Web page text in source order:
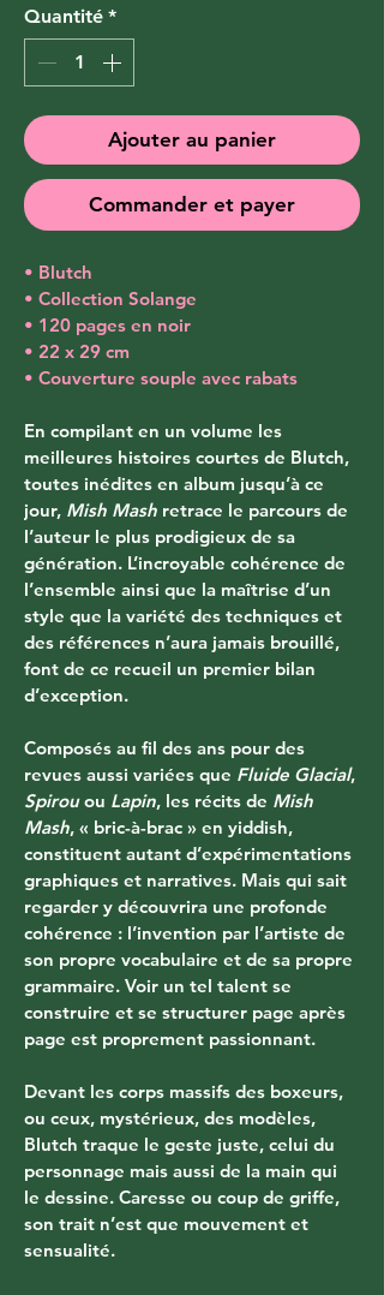
Quantité *
Ajouter au panier
Commander et payer
• Blutch
• Collection Solange
• 120 pages en noir
• 22 x 29 cm
• Couverture souple avec rabats
En compilant en un volume les
meilleures histoires courtes de Blutch,
toutes inédites en album jusqu’à ce
jour, Mish Mash retrace le parcours de
l’auteur le plus prodigieux de sa
génération. L’incroyable cohérence de
l’ensemble ainsi que la maîtrise d’un
style que la variété des techniques et
des références n’aura jamais brouillé,
font de ce recueil un premier bilan
d’exception.
Composés au fil des ans pour des
revues aussi variées que Fluide Glacial,
Spirou ou Lapin, les récits de Mish
Mash, « bric-à-brac » en yiddish,
constituent autant d’expérimentations
graphiques et narratives. Mais qui sait
regarder y découvrira une profonde
cohérence : l’invention par l’artiste de
son propre vocabulaire et de sa propre
grammaire. Voir un tel talent se
construire et se structurer page après
page est proprement passionnant.
Devant les corps massifs des boxeurs,
ou ceux, mystérieux, des modèles,
Blutch traque le geste juste, celui du
personnage mais aussi de la main qui
le dessine. Caresse ou coup de griffe,
son trait n’est que mouvement et
sensualité.